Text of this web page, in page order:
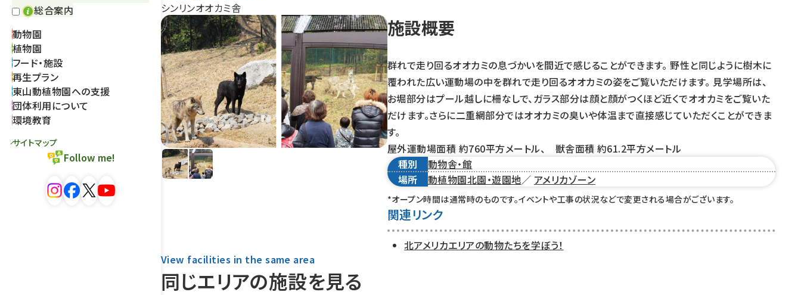
総合案内
動物園
植物園
フード・施設
再生プラン
東山動植物園への支援
団体利用について
環境教育
サイトマップ
Follow me!
シンリンオオカミ舎
施設概要
群れで走り回るオオカミの息づかいを間近で感じることができます。 野性と同じように樹木に
覆われた広い運動場の中を群れで走り回るオオカミの姿をご覧いただけます。 見学場所は、
お堀部分はプール越しに柵なしで、ガラス部分は顔と顔がつくほど近くでオオカミをご覧いた
だけます。さらに二重網部分ではオオカミの臭いや体温まで直接感じていただくことができま
す。
屋外運動場面積 約760平方メートル、 獣舎面積 約61.2平方メートル
種別
動物舎・館
場所
動植物園北園・遊園地／ アメリカゾーン
*オープン時間は通常時のものです。イベントや工事の状況などで変更される場合がございます。
関連リンク
北アメリカエリアの動物たちを学ぼう！
同じエリアの施設を見る
View facilities in the same area